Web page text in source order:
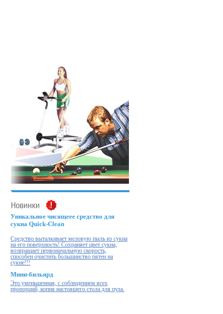
Уникальное чисящеее средство для
сукна Quick-Clean
Cредство выталкивает меловую пыль из сукна
на его поверхность! Cохраняет цвет сукна,
возвращает первоначальную скорость,
способен очистить большинство пятен на
сукне!!!
Мини-бильярд
Это уменьшенная, с соблюдением всех
пропорций, копия настоящего стола для пула.